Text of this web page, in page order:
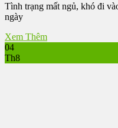
Tình trạng mất ngủ, khó đi
ngày
Xem Thêm
04
Th8